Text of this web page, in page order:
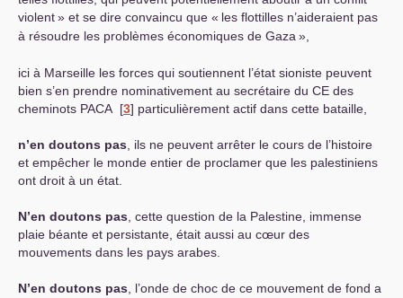
violent» et se dire convaincu que « les flottilles n’aideraient pas
à résoudre les problèmes économiques de Gaza »,
ici à Marseille les forces qui soutiennent l’état sioniste peuvent
bien s’en prendre nominativement au secrétaire du CE des
cheminots PACA [3] particulièrement actif dans cette bataille,
n’en doutons pas , ils ne peuvent arrêter le cours de l’histoire
et empêcher le monde entier de proclamer que les palestiniens
ont droit à un état.
N’en doutons pas , cette question de la Palestine, immense
plaie béante et persistante, était aussi au cœur des
mouvements dans les pays arabes.
N’en doutons pas , l’onde de choc de ce mouvement de fond a